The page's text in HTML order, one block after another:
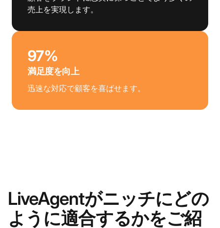
売上を実現します。
97%
満足度を向上
迅速な対応で顧客を喜ばせます。
LiveAgentがニッチにどの
ように適合するかをご紹